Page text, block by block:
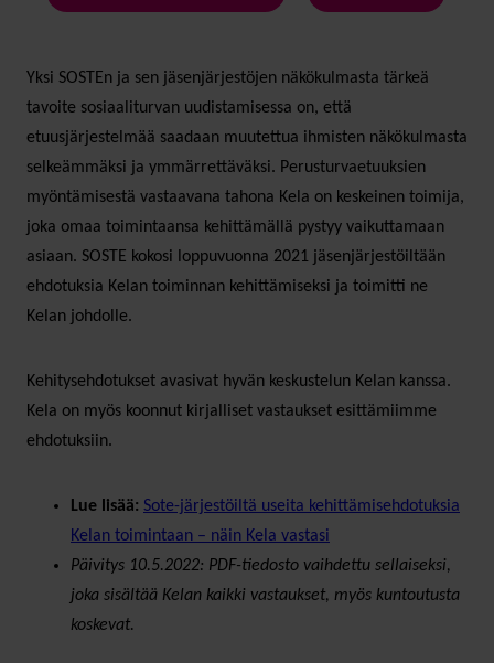
Yksi SOSTEn ja sen jäsenjärjestöjen näkökulmasta tärkeä
tavoite sosiaaliturvan uudistamisessa on, että
etuusjärjestelmää saadaan muutettua ihmisten näkökulmasta
selkeämmäksi ja ymmärrettäväksi. Perusturvaetuuksien
myöntämisestä vastaavana tahona Kela on keskeinen toimija,
joka omaa toimintaansa kehittämällä pystyy vaikuttamaan
asiaan. SOSTE kokosi loppuvuonna 2021 jäsenjärjestöiltään
ehdotuksia Kelan toiminnan kehittämiseksi ja toimitti ne
Kelan johdolle.
Kehitysehdotukset avasivat hyvän keskustelun Kelan kanssa.
Kela on myös koonnut kirjalliset vastaukset esittämiimme
ehdotuksiin.
Lue lisää: Sote-järjestöiltä useita kehittämisehdotuksia
Kelan toimintaan – näin Kela vastasi
Päivitys 10.5.2022: PDF-tiedosto vaihdettu sellaiseksi,
joka sisältää Kelan kaikki vastaukset, myös kuntoutusta
koskevat.